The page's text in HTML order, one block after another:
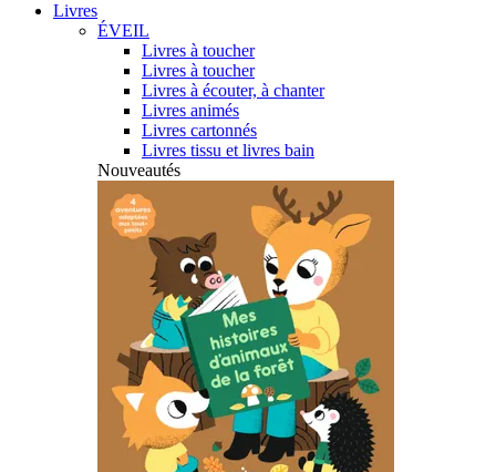
Livres
ÉVEIL
Livres à toucher
Livres à toucher
Livres à écouter, à chanter
Livres animés
Livres cartonnés
Livres tissu et livres bain
Nouveautés